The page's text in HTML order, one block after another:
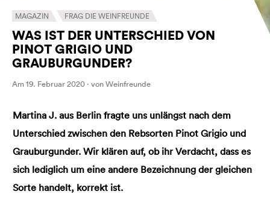
MAGAZIN FRAG DIE WEINFREUNDE
WAS IST DER UNTERSCHIED VON
PINOT GRIGIO UND
GRAUBURGUNDER?
Am 19. Februar 2020 · von Weinfreunde
Martina J. aus Berlin fragte uns unlängst nach dem
Unterschied zwischen den Rebsorten Pinot Grigio und
Grauburgunder. Wir klären auf, ob ihr Verdacht, dass es
sich lediglich um eine andere Bezeichnung der gleichen
Sorte handelt, korrekt ist.